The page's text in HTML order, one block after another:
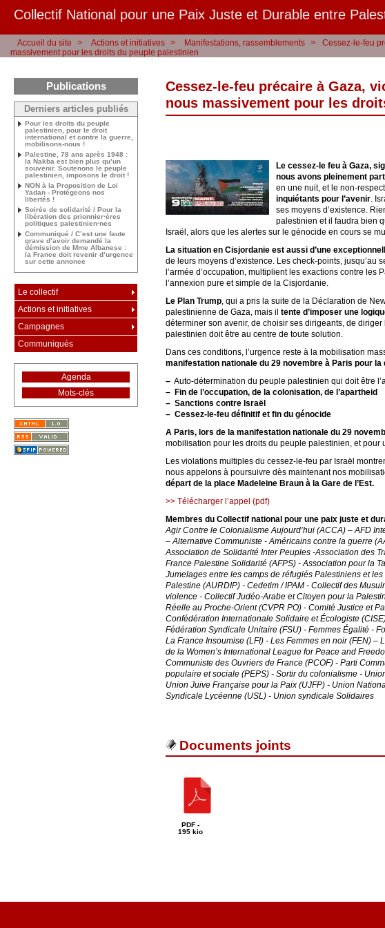
Collectif National pour une Paix Juste et Durable entre
Accueil du site > Actions et initiatives > Manifestations, rassemblements >
Cessez-le-feu
massivement pour les droits du peuple palestinien
Cessez-le-feu précaire à Gaza,
nous massivement pour les
Le cessez-le feu à Gaza,
nous avons pleinement
en une nuit, et le non-
inquiétants pour l’avenir.
ses moyens d’existence.
palestinien et il faudra bien
Israël, alors que les alertes sur le génocide en cours se
La situation en Cisjordanie est aussi d’une
de leurs moyens d’existence. Les check-points,
l’armée d’occupation, multiplient les exactions contre
l’annexion pure et simple de la Cisjordanie.
Le Plan Trump, qui a pris la suite de la Déclaration de
palestinienne de Gaza, mais il tente d’imposer une
déterminer son avenir, de choisir ses dirigeants, de
palestinien doit être au centre de toute solution.
Dans ces conditions, l’urgence reste à la mobilisation
manifestation nationale du 29 novembre à Paris pour
– Auto-détermination du peuple palestinien qui doit être
– Fin de l’occupation, de la colonisation, de l’apartheid
– Sanctions contre Israël
– Cessez-le-feu définitif et fin du génocide
A Paris, lors de la manifestation nationale du 29
mobilisation pour les droits du peuple palestinien, et
Les violations multiples du cessez-le-feu par Israël
nous appelons à poursuivre dès maintenant nos
départ de la place Madeleine Braun à la Gare de l’Est.
>> Télécharger l’appel (pdf)
Membres du Collectif national pour une paix juste et
Agir Contre le Colonialisme Aujourd’hui (ACCA) – AFD
– Alternative Communiste - Américains contre la guerre
Association de Solidarité Inter Peuples -Association des
France Palestine Solidarité (AFPS) - Association pour la
Jumelages entre les camps de réfugiés Palestiniens et
Palestine (AURDIP) - Cedetim / IPAM - Collectif des
violence - Collectif Judéo-Arabe et Citoyen pour la
Réelle au Proche-Orient (CVPR PO) - Comité Justice et
Confédération Internationale Solidaire et Écologiste
Fédération Syndicale Unitaire (FSU) - Femmes Égalité -
La France Insoumise (LFI) - Les Femmes en noir (FEN)
de la Women’s International League for Peace and
Communiste des Ouvriers de France (PCOF) - Parti
populaire et sociale (PEPS) - Sortir du colonialisme -
Union Juive Française pour la Paix (UJFP) - Union
Syndicale Lycéenne (USL) - Union syndicale Solidaires
Documents joints
PDF -
195 kio
Publications
Derniers articles publiés
Pour les droits du peuple
palestinien, pour le droit
international et contre la guerre,
mobilisons-nous !
Palestine, 78 ans après 1948 :
la Nakba est bien plus qu’un
souvenir. Soutenons le peuple
palestinien, imposons le droit !
NON à la Proposition de Loi
Yadan - Protégeons nos
libertés !
Soirée de solidarité / Pour la
libération des prionnier·ères
politiques palestinien·nes
Communiqué / C’est une faute
grave d’avoir demandé la
démission de Mme Albanese :
la France doit revenir d’urgence
sur cette annonce
Le collectif
Actions et initiatives
Campagnes
Communiqués
Agenda
Mots-clés